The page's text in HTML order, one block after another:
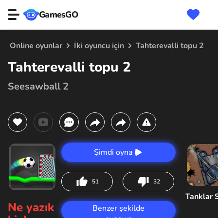
GamesGO
Online oyunlar İki oyuncu için Tahterevalli topu 2
Tahterevalli topu 2
Seesawball 2
Şimdi oyna
51 32
Ne yazık
Benzer şekilde
Tanklar